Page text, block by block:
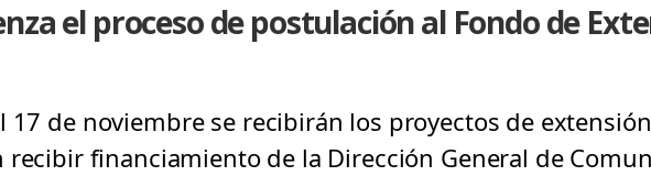
el proceso de postulación al Fondo de
17 de noviembre se recibirán los proyectos de
recibir financiamiento de la Dirección General de